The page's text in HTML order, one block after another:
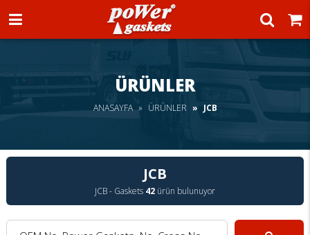
Power Gaskets
ÜRÜNLER
ANASAYFA ÜRÜNLER JCB
JCB
JCB - Gaskets 42 ürün bulunuyor
OEM No, Power Gaskets No, Cross No, Model :